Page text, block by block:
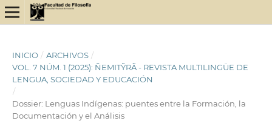
INICIO / ARCHIVOS /
VOL. 7 NÚM. 1 (2025): ÑEMITỸRÃ - REVISTA MULTILINGÜE DE
LENGUA, SOCIEDAD Y EDUCACIÓN
/
Dossier: Lenguas Indígenas: puentes entre la Formación, la
Documentación y el Análisis